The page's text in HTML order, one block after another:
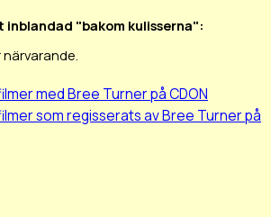
inblandad "bakom kulisserna":
med Bree Turner på CDON
som regisserats av Bree Turner på